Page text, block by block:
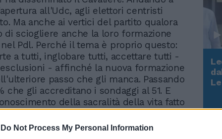
Do Not Process My Personal Information
all'Udc, agli elettori centristi
Ma anche ai vertici del partito qualora
di sciogliere anche la loro formazione
Pdl. Perché il tema è proprio questo:
a tutti, inglobare tutti, accettare tutti -
- affinché la nuova formazione
passo che gli manca. Passando
che gli accreditano i sondaggi al 51. E
della sacralità della vita fatto
di Giovanardi. E l'indicazione data ai
si apprestavano a votare il disegno di
Rudy Giuliani a Come States?
Trump, Meloni e la strategia
americana